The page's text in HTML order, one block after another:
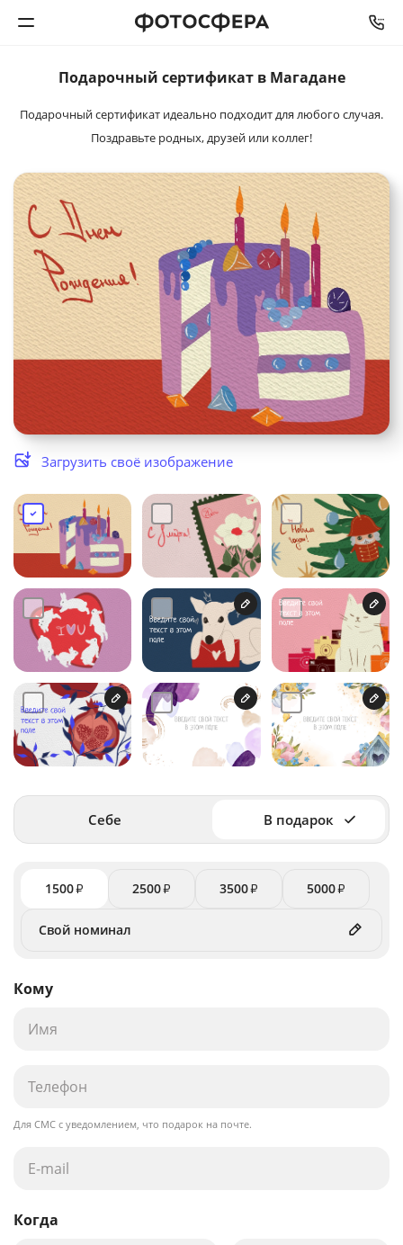
Печать фото
Календари
Интерьерная печать
Фотоподарки
Багетная мастерская
Полиграфия
Услуги и сервис
Магазин
Подарочный сертификат в Магадане
Подарочный сертификат идеально подходит для любого случая.
Поздравьте родных, друзей или коллег!
Загрузить своё изображение
Себе В подарок
1500₽ 2500₽ 3500₽ 5000₽
Кому
Для СМС с уведомлением, что подарок на почте.
Когда